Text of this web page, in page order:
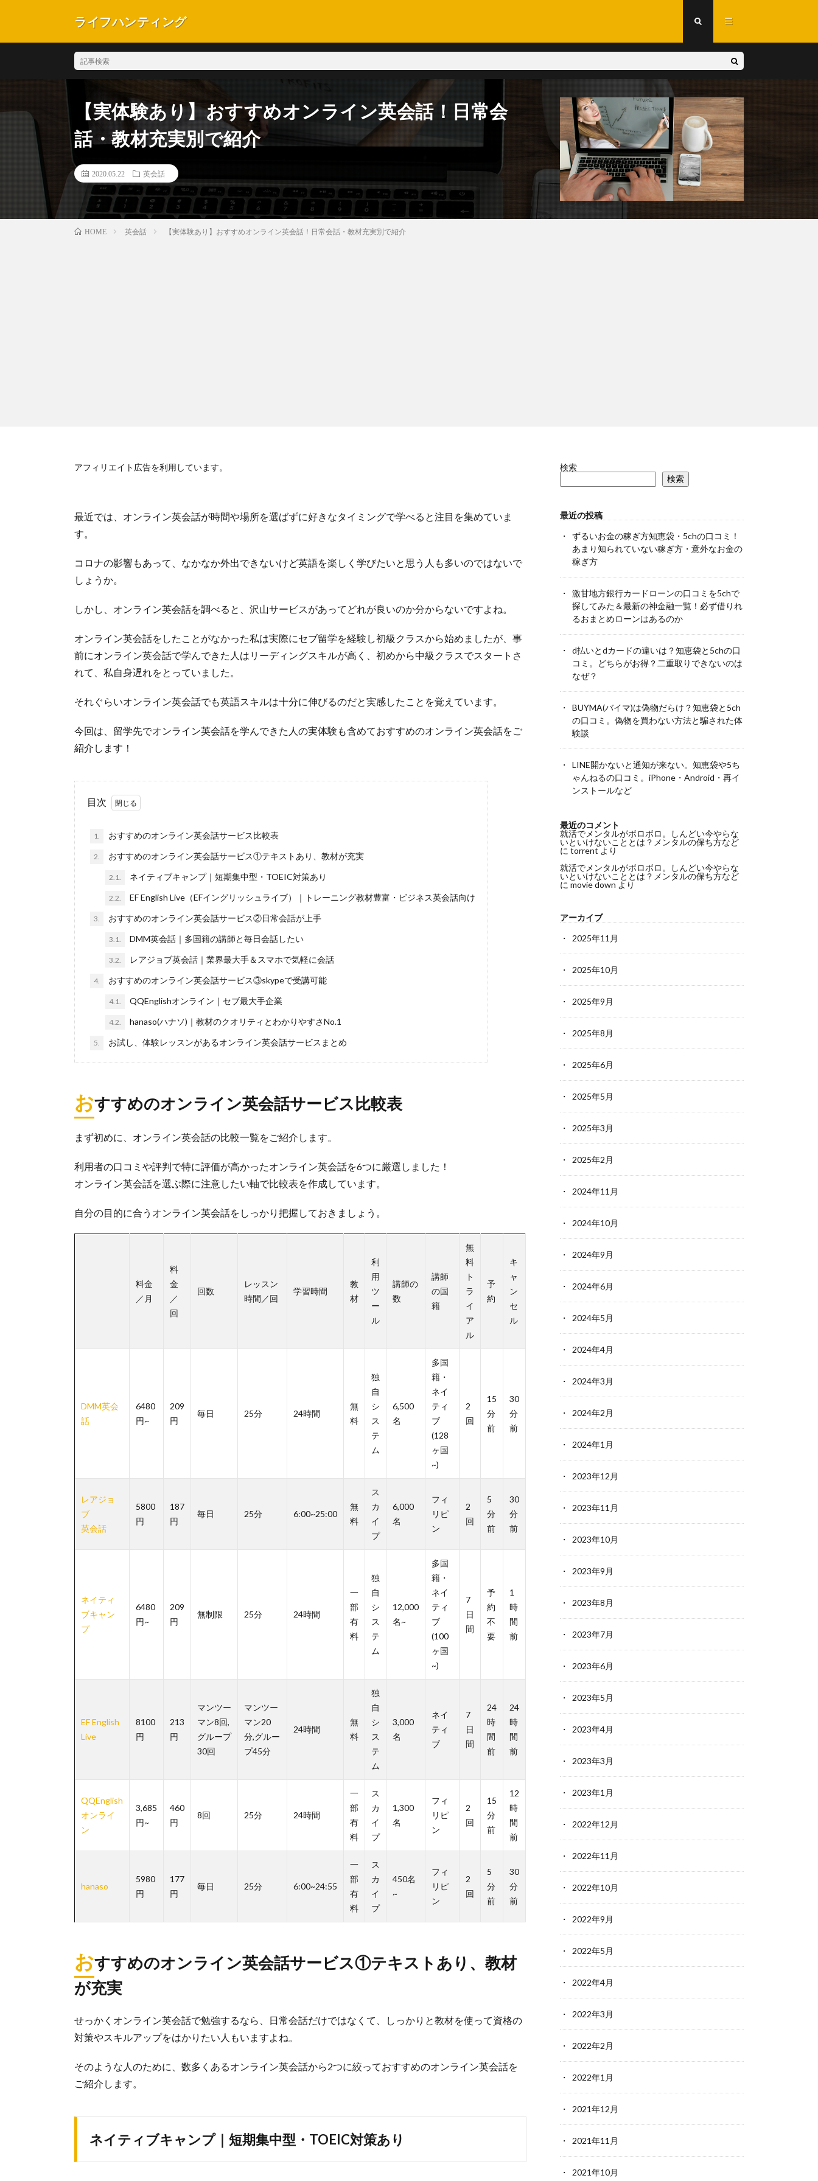
ライフハンティング
【実体験あり】おすすめオンライン英会話！日常会
話・教材充実別で紹介
2020.05.22 英会話
HOME 英会話 【実体験あり】おすすめオンライン英会話！日常会話・教材充実別で紹介
アフィリエイト広告を利用しています。
最近では、オンライン英会話が時間や場所を選ばずに好きなタイミングで学べると注目を集めていま
す。
コロナの影響もあって、なかなか外出できないけど英語を楽しく学びたいと思う人も多いのではないで
しょうか。
しかし、オンライン英会話を調べると、沢山サービスがあってどれが良いのか分からないですよね。
オンライン英会話をしたことがなかった私は実際にセブ留学を経験し初級クラスから始めましたが、事
前にオンライン英会話で学んできた人はリーディングスキルが高く、初めから中級クラスでスタートさ
れて、私自身遅れをとっていました。
それぐらいオンライン英会話でも英語スキルは十分に伸びるのだと実感したことを覚えています。
今回は、留学先でオンライン英会話を学んできた人の実体験も含めておすすめのオンライン英会話をご
紹介します！
目次
1. おすすめのオンライン英会話サービス比較表
2. おすすめのオンライン英会話サービス①テキストあり、教材が充実
2.1. ネイティブキャンプ｜短期集中型・TOEIC対策あり
2.2. EF English Live（EFイングリッシュライブ）｜トレーニング教材豊富・ビジネス英会話向け
3. おすすめのオンライン英会話サービス②日常会話が上手
3.1. DMM英会話｜多国籍の講師と毎日会話したい
3.2. レアジョブ英会話｜業界最大手＆スマホで気軽に会話
4. おすすめのオンライン英会話サービス③skypeで受講可能
4.1. QQEnglishオンライン｜セブ最大手企業
4.2. hanaso(ハナソ)｜教材のクオリティとわかりやすさNo.1
5. お試し、体験レッスンがあるオンライン英会話サービスまとめ
おすすめのオンライン英会話サービス比較表
まず初めに、オンライン英会話の比較一覧をご紹介します。
利用者の口コミや評判で特に評価が高かったオンライン英会話を6つに厳選しました！
オンライン英会話を選ぶ際に注意したい軸で比較表を作成しています。
自分の目的に合うオンライン英会話をしっかり把握しておきましょう。
料金
／月
料
金
／
回
回数
レッスン
時間／回
学習時間
教
材
利
用
ツ
ー
ル
講師の
数
講師
の国
籍
無
料
ト
ラ
イ
ア
ル
予
約
キ
ャ
ン
セ
ル
DMM英会
話
6480
円~
209
円
毎日 25分 24時間
無
料
独
自
シ
ス
テ
ム
6,500
名
多国
籍・
ネイ
ティ
ブ
(128
ヶ国
~)
2
回
15
分
前
30
分
前
レアジョ
ブ
英会話
5800
円
187
円
毎日 25分 6:00~25:00
無
料
ス
カ
イ
プ
6,000
名
フィ
リピ
ン
2
回
5
分
前
30
分
前
ネイティ
ブキャン
プ
6480
円~
209
円
無制限 25分 24時間
一
部
有
料
独
自
シ
ス
テ
ム
12,000
名~
多国
籍・
ネイ
ティ
ブ
(100
ヶ国
~)
7
日
間
予
約
不
要
1
時
間
前
EF English
Live
8100
円
213
円
マンツー
マン8回,
グループ
30回
マンツー
マン20
分,グルー
プ45分
24時間
無
料
独
自
シ
ス
テ
ム
3,000
名
ネイ
ティ
ブ
7
日
間
24
時
間
前
24
時
間
前
QQEnglish
オンライ
ン
3,685
円~
460
円
8回 25分 24時間
一
部
有
料
ス
カ
イ
プ
1,300
名
フィ
リピ
ン
2
回
15
分
前
12
時
間
前
hanaso
5980
円
177
円
毎日 25分 6:00~24:55
一
部
有
料
ス
カ
イ
プ
450名
~
フィ
リピ
ン
2
回
5
分
前
30
分
前
おすすめのオンライン英会話サービス①テキストあり、教材
が充実
せっかくオンライン英会話で勉強するなら、日常会話だけではなくて、しっかりと教材を使って資格の
対策やスキルアップをはかりたい人もいますよね。
そのような人のために、数多くあるオンライン英会話から2つに絞っておすすめのオンライン英会話を
ご紹介します。
ネイティブキャンプ｜短期集中型・TOEIC対策あり
検索
検索
最近の投稿
ずるいお金の稼ぎ方知恵袋・5chの口コミ！
あまり知られていない稼ぎ方・意外なお金の
稼ぎ方
激甘地方銀行カードローンの口コミを5chで
探してみた＆最新の神金融一覧！必ず借りれ
るおまとめローンはあるのか
d払いとdカードの違いは？知恵袋と5chの口
コミ。どちらがお得？二重取りできないのは
なぜ？
BUYMA(バイマ)は偽物だらけ？知恵袋と5ch
の口コミ。偽物を買わない方法と騙された体
験談
LINE開かないと通知が来ない。知恵袋や5ち
ゃんねるの口コミ。iPhone・Android・再イ
ンストールなど
最近のコメント
就活でメンタルがボロボロ。しんどい今やらな
いといけないこととは？メンタルの保ち方など
に torrentより
就活でメンタルがボロボロ。しんどい今やらな
いといけないこととは？メンタルの保ち方など
に movie down より
アーカイブ
2025年11月
2025年10月
2025年9月
2025年8月
2025年6月
2025年5月
2025年3月
2025年2月
2024年11月
2024年10月
2024年9月
2024年6月
2024年5月
2024年4月
2024年3月
2024年2月
2024年1月
2023年12月
2023年11月
2023年10月
2023年9月
2023年8月
2023年7月
2023年6月
2023年5月
2023年4月
2023年3月
2023年1月
2022年12月
2022年11月
2022年10月
2022年9月
2022年5月
2022年4月
2022年3月
2022年2月
2022年1月
2021年12月
2021年11月
2021年10月